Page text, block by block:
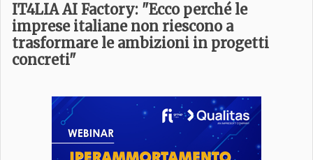
IT4LIA AI Factory: "Ecco perché le
imprese italiane non riescono a
trasformare le ambizioni in progetti
concreti"